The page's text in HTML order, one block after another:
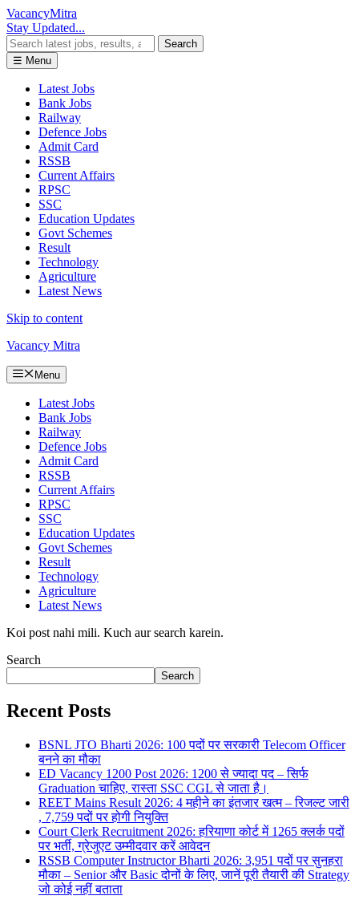
VacancyMitra
Stay Updated...
Search
☰ Menu
Latest Jobs
Bank Jobs
Railway
Defence Jobs
Admit Card
RSSB
Current Affairs
RPSC
SSC
Education Updates
Govt Schemes
Result
Technology
Agriculture
Latest News
Skip to content
Vacancy Mitra
Menu
Latest Jobs
Bank Jobs
Railway
Defence Jobs
Admit Card
RSSB
Current Affairs
RPSC
SSC
Education Updates
Govt Schemes
Result
Technology
Agriculture
Latest News
Koi post nahi mili. Kuch aur search karein.
Search
Search
Recent Posts
BSNL JTO Bharti 2026: 100 पदों पर सरकारी Telecom Officer
बनने का मौका
ED Vacancy 1200 Post 2026: 1200 से ज्यादा पद – सिर्फ
Graduation चाहिए, रास्ता SSC CGL से जाता है।
REET Mains Result 2026: 4 महीने का इंतजार खत्म – रिजल्ट जारी
, 7,759 पदों पर होगी नियुक्ति
Court Clerk Recruitment 2026: हरियाणा कोर्ट में 1265 क्लर्क पदों
पर भर्ती, ग्रेजुएट उम्मीदवार करें आवेदन
RSSB Computer Instructor Bharti 2026: 3,951 पदों पर सुनहरा
मौका – Senior और Basic दोनों के लिए, जानें पूरी तैयारी की Strategy
जो कोई नहीं बताता